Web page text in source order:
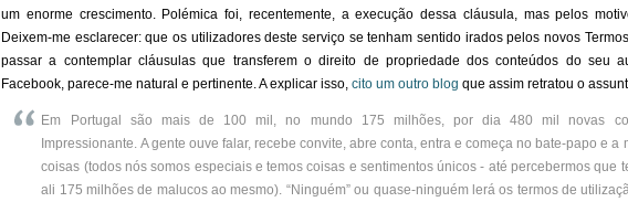
um enorme crescimento. Polémica foi, recentemente, a execução dessa cláusula, mas pelos
Deixem-me esclarecer: que os utilizadores deste serviço se tenham sentido irados pelos novos
passar a contemplar cláusulas que transferem o direito de propriedade dos conteúdos do seu
Facebook, parece-me natural e pertinente. A explicar isso, cito um outro blog que assim retratou o
Em Portugal são mais de 100 mil, no mundo 175 milhões, por dia 480 mil novas
Impressionante. A gente ouve falar, recebe convite, abre conta, entra e começa no bate-papo e a
coisas (todos nós somos especiais e temos coisas e sentimentos únicos - até percebermos que
ali 175 milhões de malucos ao mesmo). “Ninguém” ou quase-ninguém lerá os termos de